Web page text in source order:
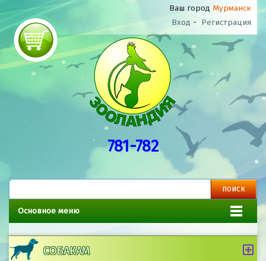
Ваш город Мурманск
Вход - Регистрация
781-782
Основное меню
СОБАКАМ